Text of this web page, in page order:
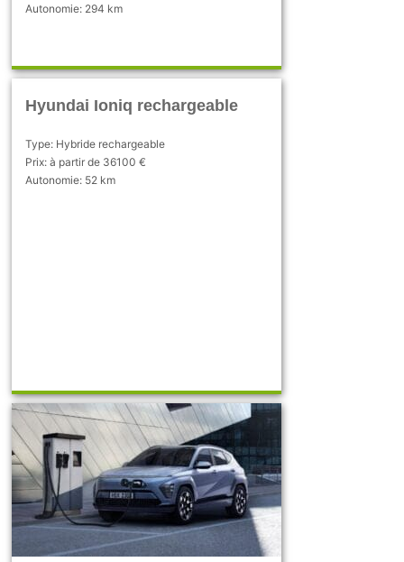
Autonomie: 294 km
Hyundai Ioniq rechargeable
Type: Hybride rechargeable
Prix: à partir de 36100 €
Autonomie: 52 km